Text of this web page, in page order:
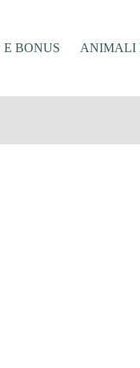
BONUS ANIMALI